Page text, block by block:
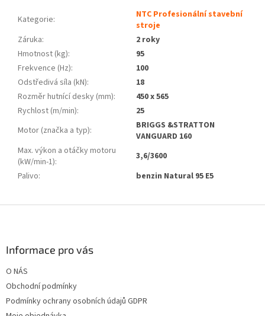
Kategorie:
NTC Profesionální stavební
stroje
Záruka:
2 roky
Hmotnost (kg):
95
Frekvence (Hz):
100
Odstředivá síla (kN):
18
Rozměr hutnící desky (mm):
450 x 565
Rychlost (m/min):
25
Motor (značka a typ):
BRIGGS &STRATTON
VANGUARD 160
Max. výkon a otáčky motoru
(kW/min-1):
3,6/3600
Palivo: benzin Natural 95 E5
Informace pro vás
O NÁS
Obchodní podmínky
Podmínky ochrany osobních údajů GDPR